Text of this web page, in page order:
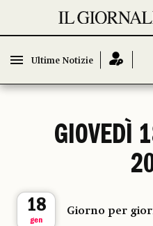
Ultime Notizie
Ultime Notizie
GIOVEDÌ
18
gen
Giorno per